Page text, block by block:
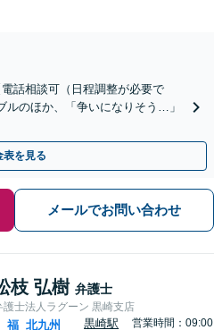
話相談可（日程調整が必要で
ルのほか、「争いになりそう…」
表を見る
メールでお問い合わせ
枝 弘樹 弁護士
護士法人ラグーン 黒崎支店
福 北九州
黒崎駅
営業時間：09:00